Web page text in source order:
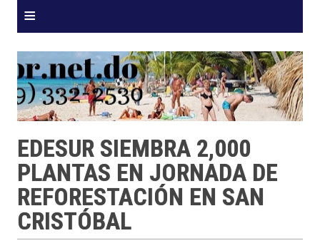
≡
EDESUR SIEMBRA 2,000
PLANTAS EN JORNADA DE
REFORESTACIÓN EN SAN
CRISTÓBAL